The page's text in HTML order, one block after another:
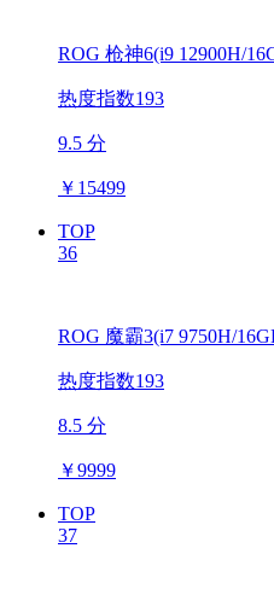
ROG 枪神6(i9 12900H/
热度指数193
9.5 分
￥ 15499
TOP
36
ROG 魔霸3(i7 9750H/
热度指数193
8.5 分
￥9999
TOP
37